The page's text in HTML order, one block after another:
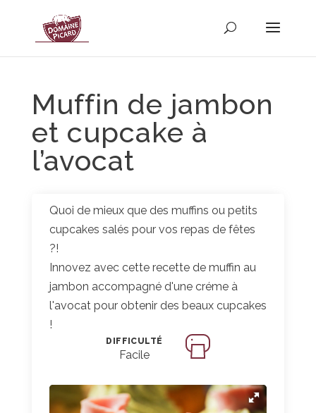
Muffin de jambon
et cupcake à
l’avocat
Quoi de mieux que des muffins ou petits
cupcakes salés pour vos repas de fêtes
?!
Innovez avec cette recette de muffin au
jambon accompagné d'une créme à
l'avocat pour obtenir des beaux cupcakes
!
DIFFICULTÉ
Facile